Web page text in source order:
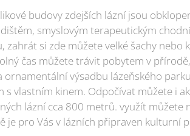
budovy zdejších lázní jsou
smyslovým terapeutickým
si zde můžete velké šachy nebo
čas můžete trávit pobytem v
výsadbu lázeňského
vlastním kinem. Odpočívat můžete i
lázní cca 800 metrů. využít můžete
je pro Vás v lázních připraven kulturní